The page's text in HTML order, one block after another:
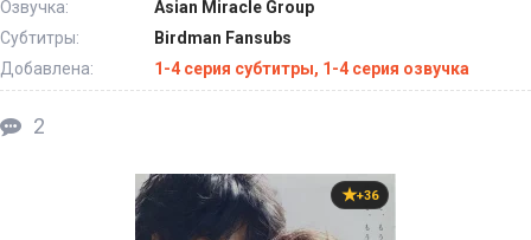
Озвучка:
Asian Miracle Group
Субтитры:
Birdman Fansubs
Добавлена:
1-4 серия субтитры, 1-4 серия озвучка
2
+36